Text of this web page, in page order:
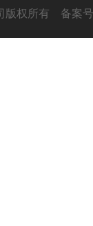
版权所有 备案